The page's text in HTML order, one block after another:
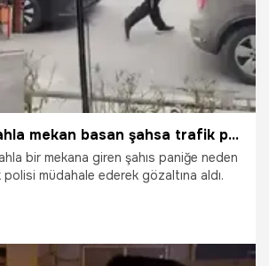
Kadıköy'de silahla mekan basan şahsa trafik polisi müdahale etti!
bir mekana giren şahıs paniğe neden
müdahale ederek gözaltına aldı.